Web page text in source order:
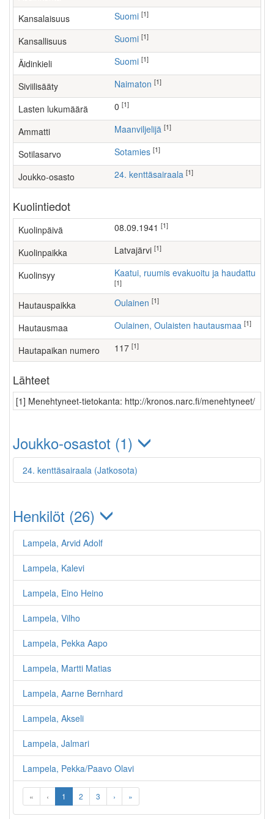
Kansalaisuus Suomi [1]
Kansallisuus Suomi [1]
Äidinkieli Suomi [1]
Siviilisääty Naimaton [1]
Lasten lukumäärä [1]
Ammatti maanviljelijä [1]
Sotilasarvo Sotamies [1]
Joukko-osasto 24. kenttäsairaala [1]
Kuolintiedot
Kuolinpäivä 08.09.1941 [1]
Kuolinpaikka Latvajärvi [1]
Kuolinsyy Kaatui, ruumis evakuoitu ja haudattu
[1]
Hautauspaikka Oulainen [1]
Hautausmaa Oulainen, Oulaisten hautausmaa [1]
Hautapaikan numero 117 [1]
Lähteet
[1] Menehtyneet-tietokanta: http://kronos.narc.fi/menehtyneet/
Joukko-osastot (1)
24. kenttäsairaala (Jatkosota)
Henkilöt (26)
Lampela, Arvid Adolf
Lampela, Kalevi
Lampela, Eino Heino
Lampela, Vilho
Lampela, Pekka Aapo
Lampela, Martti Matias
Lampela, Aarne Bernhard
Lampela, Akseli
Lampela, Jalmari
Lampela, Pekka/Paavo Olavi
« ‹ 1 2 3 › »